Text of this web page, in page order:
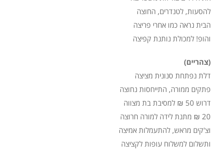
להסעות, לטנדרים, החוצה
הבית נראה כמו אחרי פריצה
והופ! למכולת נותנת קפיצה
(צהריים)
דלת נפתחת סנונית מציצה
פתקים ממורה, התייחסות נחוצה
דרוש 50 ₪ למסיבת בת מצווה
20 ₪ מתנת לידה למורה חרוצה
וצ'קים מראש, להתעמלות אמיצה
ותשלום למשלוח עופות לקציצה